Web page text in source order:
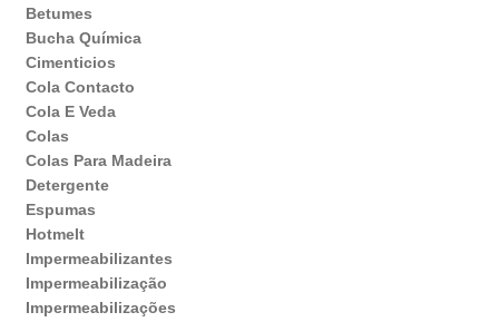
Betumes
Bucha Química
Cimenticios
Cola Contacto
Cola E Veda
Colas
Colas Para Madeira
Detergente
Espumas
Hotmelt
Impermeabilizantes
Impermeabilização
Impermeabilizações